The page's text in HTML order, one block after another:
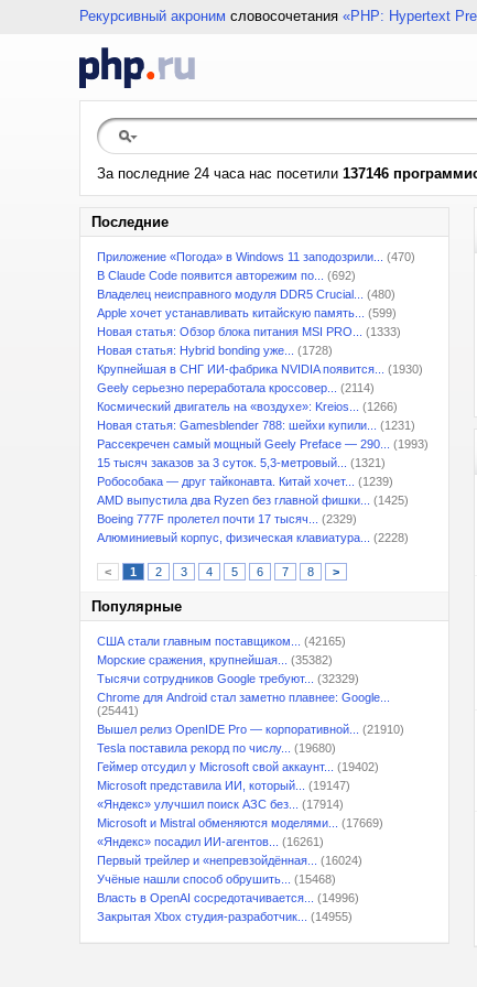
Рекурсивный акроним словосочетания «PHP: Hypertext
За последние 24 часа нас посетили 137146
Последние
Приложение «Погода» в Windows 11 заподозрили...
(470)
В Claude Code появится авторежим по...
(692)
Владелец неисправного модуля DDR5 Crucial...
(480)
Apple хочет устанавливать китайскую память...
(599)
Новая статья: Обзор блока питания MSI PRO...
(1333)
Новая статья: Hybrid bonding уже...
(1728)
Крупнейшая в СНГ ИИ-фабрика NVIDIA появится...
(1930)
Geely серьезно переработала кроссовер...
(2114)
Космический двигатель на «воздухе»: Kreios...
(1266)
Новая статья: Gamesblender 788: шейхи купили...
(1231)
Рассекречен самый мощный Geely Preface — 290...
(1993)
15 тысяч заказов за 3 суток. 5,3-метровый...
(1321)
Робособака — друг тайконавта. Китай хочет...
(1239)
AMD выпустила два Ryzen без главной фишки...
(1425)
Boeing 777F пролетел почти 17 тысяч...
(2329)
Алюминиевый корпус, физическая клавиатура...
(2228)
< 1 2 3 4 5 6 7 8 >
Популярные
США стали главным поставщиком...
(42165)
Морские сражения, крупнейшая...
(35382)
Тысячи сотрудников Google требуют...
(32329)
Chrome для Android стал заметно плавнее: Google...
(25441)
Вышел релиз OpenIDE Pro — корпоративной...
(21910)
Tesla поставила рекорд по числу...
(19680)
Геймер отсудил у Microsoft свой аккаунт...
(19402)
Microsoft представила ИИ, который...
(19147)
«Яндекс» улучшил поиск АЗС без...
(17914)
Microsoft и Mistral обменяются моделями...
(17669)
«Яндекс» посадил ИИ-агентов...
(16261)
Первый трейлер и «непревзойдённая...
(16024)
Учёные нашли способ обрушить...
(15468)
Власть в OpenAI сосредотачивается...
(14996)
Закрытая Xbox студия-разработчик...
(14955)